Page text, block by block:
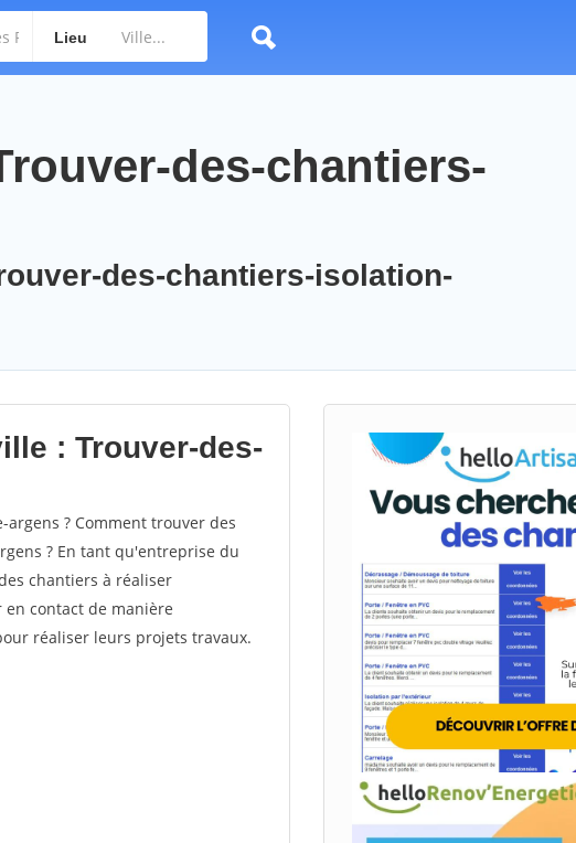
Lieu
des-chantiers-
des-chantiers-isolation-
: Trouver-des-
? Comment trouver des
? En tant qu'entreprise du
chantiers à réaliser
contact de manière
réaliser leurs projets travaux.